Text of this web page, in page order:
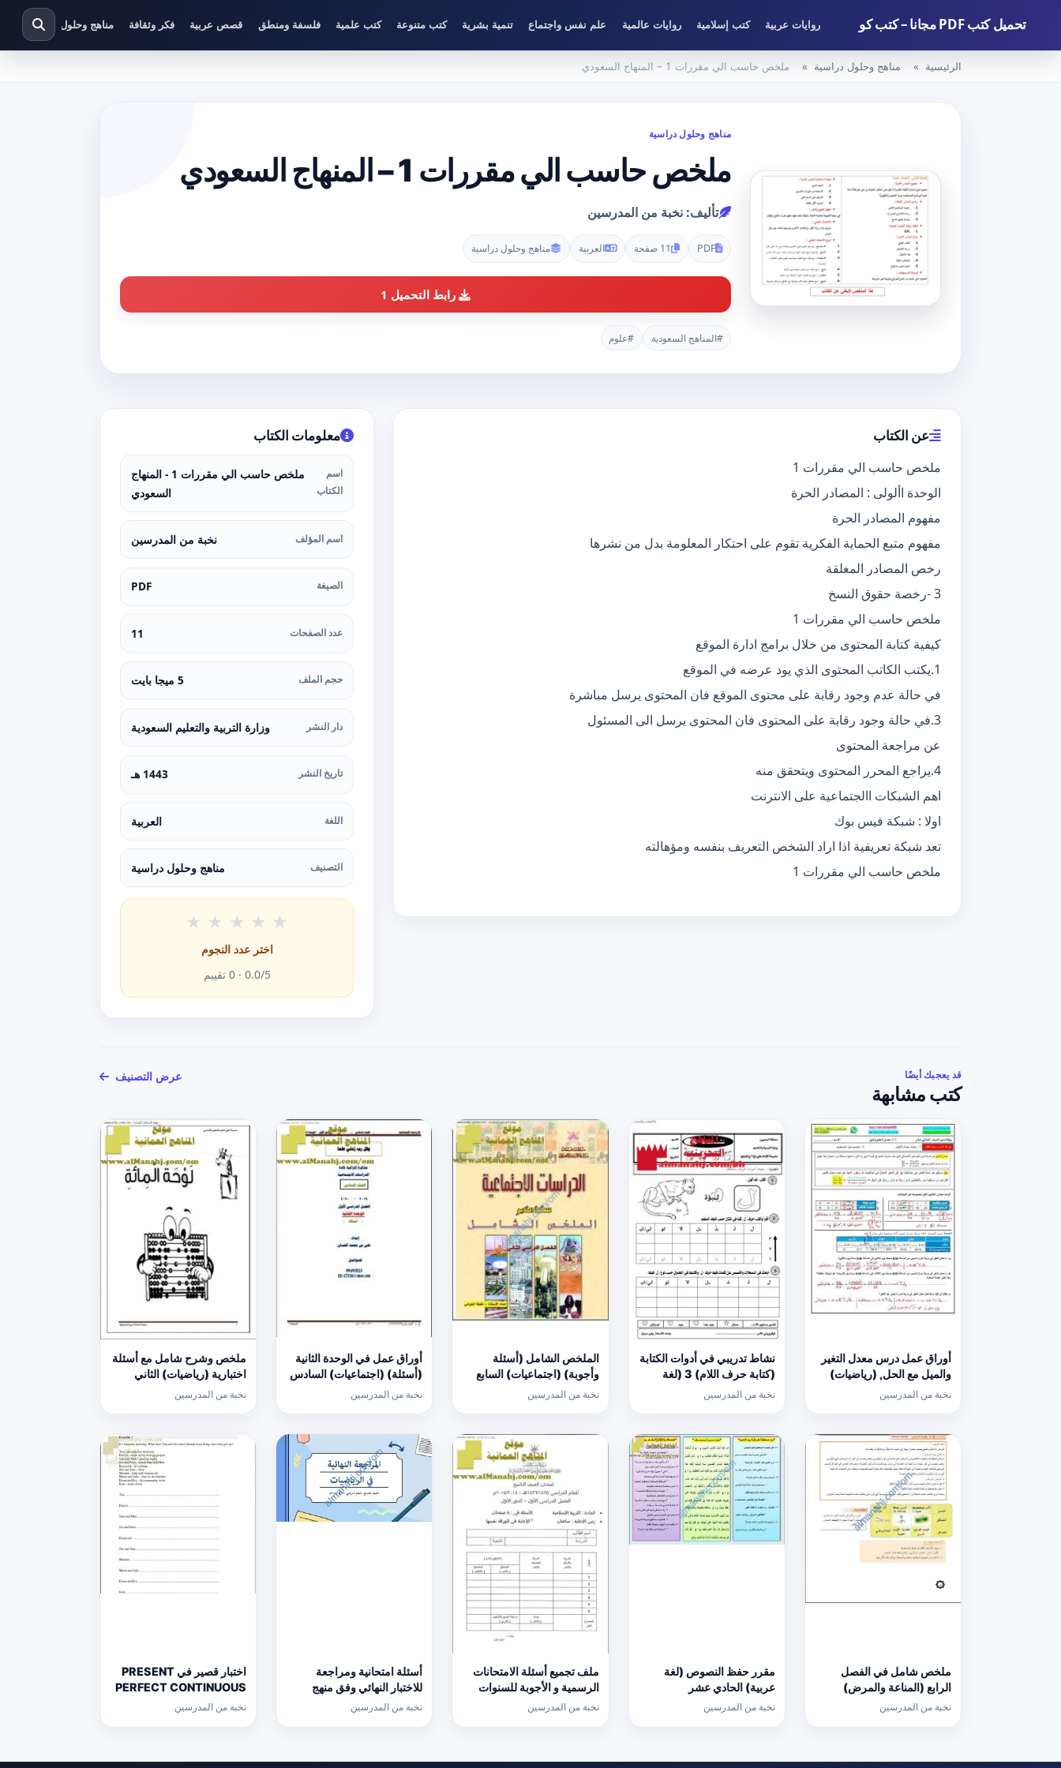
تحميل كتب PDF مجانا – كتب كو روايات عربية كتب إسلامية روايات عالمية علم نفس واجتماع تنمية بشرية كتب متنوعة كتب علمية فلسفة ومنطق قصص عربية فكر وثقافة مناهج وحلول دراسية
الرئيسية مناهج وحلول دراسية ملخص حاسب الي مقررات 1 – المنهاج السعودي
مناهج وحلول دراسية
ملخص حاسب الي مقررات 1 – المنهاج السعودي
تأليف: نخبة من المدرسين
PDF 11 صفحة العربية مناهج وحلول دراسية
رابط التحميل 1
#المناهج السعودية #علوم
عن الكتاب
ملخص حاسب الي مقررات 1
الوحدة األولى : المصادر الحرة
مفهوم المصادر الحرة
مفهوم متبع الحماية الفكرية تقوم على احتكار المعلومة بدل من نشرها
رخص المصادر المغلقة
3 -رخصة حقوق النسخ
ملخص حاسب الي مقررات 1
كيفية كتابة المحتوى من خلال برامج ادارة الموقع
1.يكتب الكاتب المحتوى الذي يود عرضه في الموقع
في حالة عدم وجود رقابة على محتوى الموقع فان المحتوى يرسل مباشرة
3.في حالة وجود رقابة على المحتوى فان المحتوى يرسل الى المسئول
عن مراجعة المحتوى
4.يراجع المحرر المحتوى ويتحقق منه
اهم الشبكات االجتماعية على الانترنت
اولا : شبكة فيس بوك
تعد شبكة تعريفية اذا اراد الشخص التعريف بنفسه ومؤهالته
ملخص حاسب الي مقررات 1
معلومات الكتاب
اسم
الكتاب
ملخص حاسب الي مقررات 1 - المنهاج
السعودي
اسم المؤلف نخبة من المدرسين
الصيغة PDF
عدد الصفحات 11
حجم الملف 5 ميجا بايت
دار النشر وزارة التربية والتعليم السعودية
تاريخ النشر 1443 هـ
اللغة العربية
التصنيف مناهج وحلول دراسية
★ ★ ★ ★ ★
اختر عدد النجوم
0.0/5 ·
0 تقييم
قد يعجبك أيضًا
كتب مشابهة
عرض التصنيف
أوراق عمل درس معدل التغير
والميل مع الحل, (رياضيات)
الحادي عشر العام
نخبة من المدرسين
نشاط تدريبي في أدوات الكتابة
(كتابة حرف اللام) 3 (لغة
عربية) الأول
نخبة من المدرسين
الملخص الشامل (أسئلة
وأجوبة) (اجتماعيات) السابع
نخبة من المدرسين
أوراق عمل في الوحدة الثانية
(أسئلة) (اجتماعيات) السادس
نخبة من المدرسين
ملخص وشرح شامل مع أسئلة
اختبارية (رياضيات) الثاني
نخبة من المدرسين
ملخص شامل في الفصل
الرابع (المناعة والمرض)
(أحياء) الحادي عشر
نخبة من المدرسين
مقرر حفظ النصوص (لغة
عربية) الحادي عشر
نخبة من المدرسين
ملف تجميع أسئلة الامتحانات
الرسمية و الأجوبة للسنوات
السابقة الدور الأول
نخبة من المدرسين
أسئلة امتحانية ومراجعة
للاختبار النهائي وفق منهج
كامبردج نموذج ثالث
نخبة من المدرسين
اختبار قصير في PRESENT
PERFECT CONTINUOUS
(لغة انجليزية) حلقة ثانية
نخبة من المدرسين